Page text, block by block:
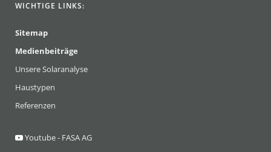
WICHTIGE LINKS:
Sitemap
Medienbeiträge
Unsere Solaranalyse
Haustypen
Referenzen
Youtube - FASA AG